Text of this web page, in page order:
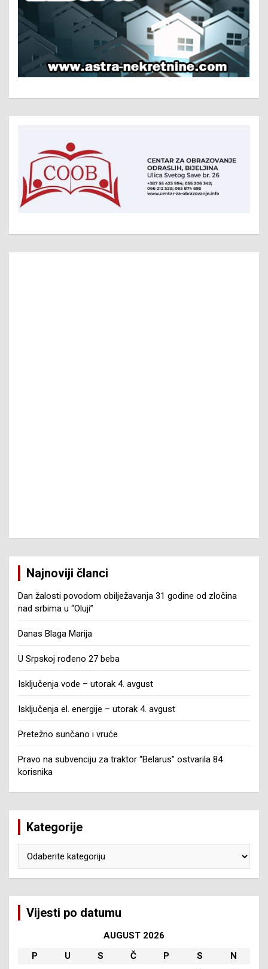
Najnoviji članci
Dan žalosti povodom obilježavanja 31 godine od zločina
nad srbima u “Oluji”
Danas Blaga Marija
U Srpskoj rođeno 27 beba
Isključenja vode – utorak 4. avgust
Isključenja el. energije – utorak 4. avgust
Pretežno sunčano i vruće
Pravo na subvenciju za traktor “Belarus” ostvarila 84
korisnika
Kategorije
Vijesti po datumu
AUGUST 2026
P
U S Č P S
N